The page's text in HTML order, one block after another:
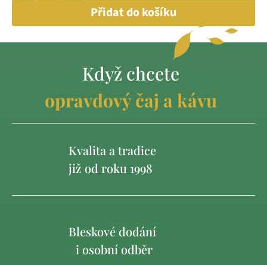
Přidat do košíku
Když chcete
opravdový čaj a kávu
Kvalita a tradice
již od roku 1998
Bleskové dodání
i osobní odběr